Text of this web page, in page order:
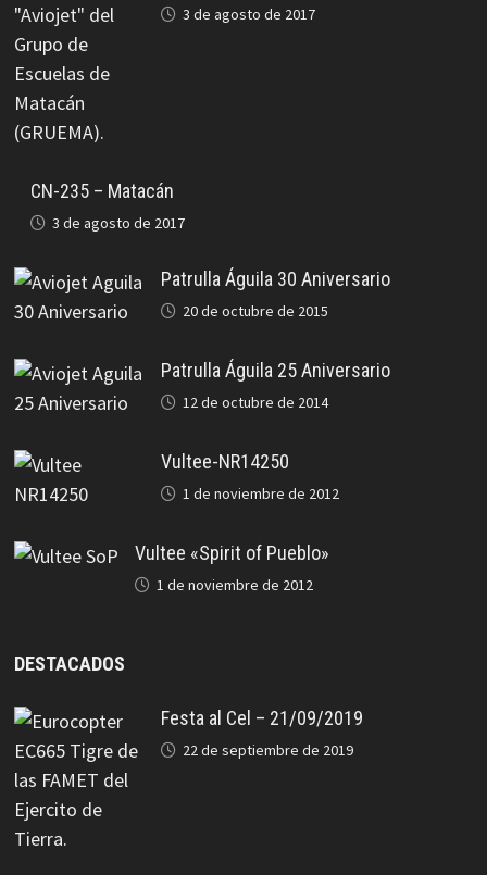
3 de agosto de 2017
CN-235 – Matacán
3 de agosto de 2017
Patrulla Águila 30 Aniversario
20 de octubre de 2015
Patrulla Águila 25 Aniversario
12 de octubre de 2014
Vultee-NR14250
1 de noviembre de 2012
Vultee «Spirit of Pueblo»
1 de noviembre de 2012
DESTACADOS
Festa al Cel – 21/09/2019
22 de septiembre de 2019